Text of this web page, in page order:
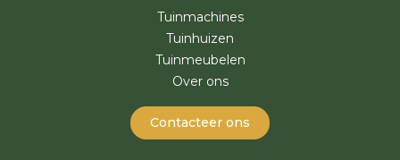
Tuinmachines
Tuinhuizen
Tuinmeubelen
Over ons
Contacteer ons